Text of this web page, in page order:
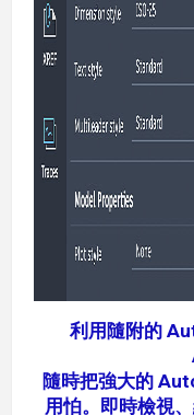
利用隨附的
隨時把強大的
用怕。即時檢視